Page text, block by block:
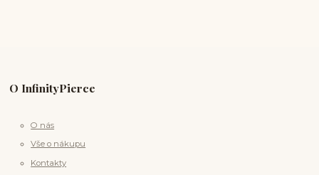
O InfinityPierce
O nás
Vše o nákupu
Kontakty